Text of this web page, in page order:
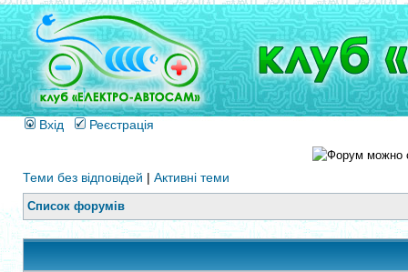
Вхід Реєстрація
Теми без відповідей | Активні теми
Список форумів